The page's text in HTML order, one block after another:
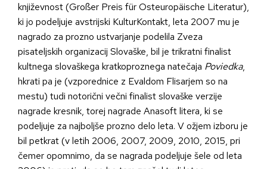
književnost (Großer Preis für Osteuropäische Literatur),
ki jo podeljuje avstrijski KulturKontakt, leta 2007 mu je
nagrado za prozno ustvarjanje podelila Zveza
pisateljskih organizacij Slovaške, bil je trikratni finalist
kultnega slovaškega kratkoproznega natečaja Poviedka,
hkrati pa je (vzporednice z Evaldom Flisarjem so na
mestu) tudi notorični večni finalist slovaške verzije
nagrade kresnik, torej nagrade Anasoft litera, ki se
podeljuje za najboljše prozno delo leta. V ožjem izboru je
bil petkrat (v letih 2006, 2007, 2009, 2010, 2015, pri
čemer opomnimo, da se nagrada podeljuje šele od leta